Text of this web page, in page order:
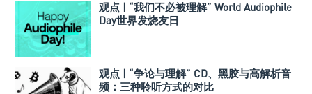
观点 | “我们不必被理解” World Audiophile
Day世界发烧友日
观点 | “争论与理解” CD、黑胶与高解析音
频：三种聆听方式的对比